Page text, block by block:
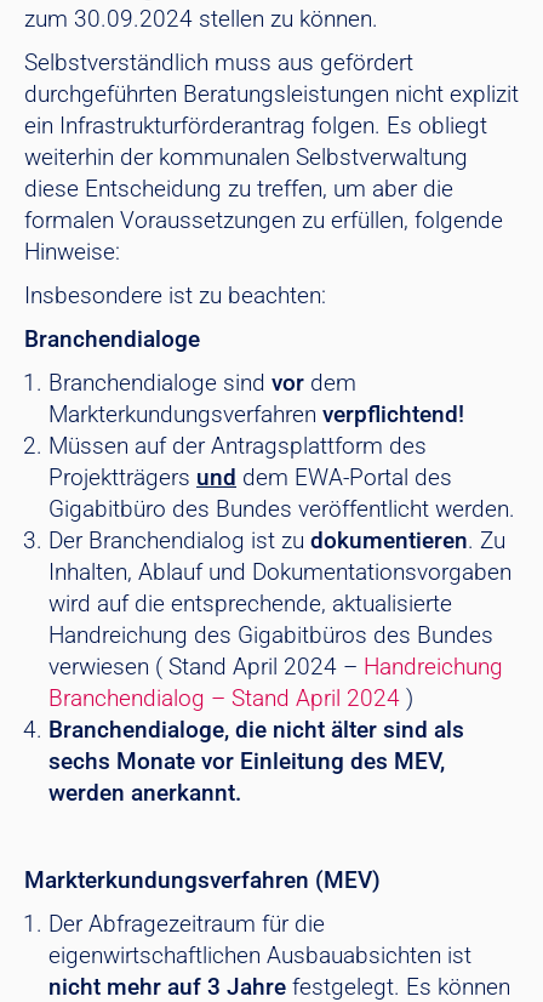
zum 30.09.2024 stellen zu können.
Selbstverständlich muss aus gefördert
durchgeführten Beratungsleistungen nicht explizit
ein Infrastrukturförderantrag folgen. Es obliegt
weiterhin der kommunalen Selbstverwaltung
diese Entscheidung zu treffen, um aber die
formalen Voraussetzungen zu erfüllen, folgende
Hinweise:
Insbesondere ist zu beachten:
Branchendialoge
Branchendialoge sind vor dem
Markterkundungsverfahren verpflichtend!
Müssen auf der Antragsplattform des
Projektträgers und dem EWA-Portal des
Gigabitbüro des Bundes veröffentlicht werden.
Der Branchendialog ist zu dokumentieren. Zu
Inhalten, Ablauf und Dokumentationsvorgaben
wird auf die entsprechende, aktualisierte
Handreichung des Gigabitbüros des Bundes
verwiesen ( Stand April 2024 – Handreichung
Branchendialog – Stand April 2024 )
Branchendialoge, die nicht älter sind als
sechs Monate vor Einleitung des MEV,
werden anerkannt.
Markterkundungsverfahren (MEV)
Der Abfragezeitraum für die
eigenwirtschaftlichen Ausbauabsichten ist
nicht mehr auf 3 Jahre festgelegt. Es können